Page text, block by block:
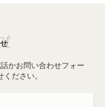
かお問い合わせフォー
ださい。